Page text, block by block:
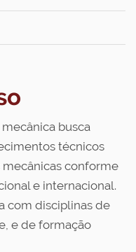
busca
técnicos
mecânicas conforme
e internacional.
com disciplinas de
e de formação